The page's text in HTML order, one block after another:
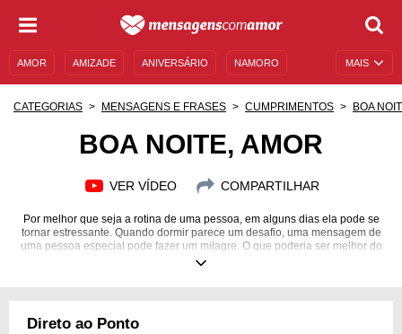
MAIS
AMOR AMIZADE ANIVERSÁRIO NAMORO
CATEGORIAS MENSAGENS E FRASES CUMPRIMENTOS BOA
BOA NOITE, AMOR
VER VÍDEO COMPARTILHAR
Por melhor que seja a rotina de uma pessoa, em alguns dias ela pode se
tornar estressante. Quando dormir parece um desafio, uma mensagem de
uma pessoa especial pode fazer um milagre. O que poderia ser melhor do
que deitar no travesseiro sabendo que alguém o ama? Provoque essa
presente nos seus melhores e mais profundos sonhos! Abra o coração e
Direto ao Ponto